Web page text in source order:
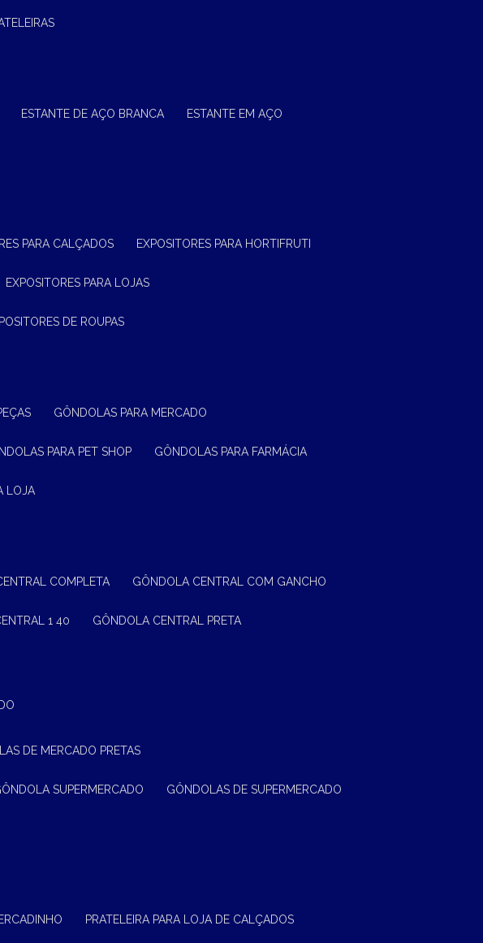
ESTANTE DE AÇO BRANCA ESTANTE EM AÇO
PARA CALÇADOS EXPOSITORES PARA HORTIFRUTI
EXPOSITORES PARA LOJAS
DE ROUPAS
GÔNDOLAS PARA MERCADO
PARA PET SHOP GÔNDOLAS PARA FARMÁCIA
LOJA
COMPLETA GÔNDOLA CENTRAL COM GANCHO
1 40 GÔNDOLA CENTRAL PRETA
DE MERCADO PRETAS
GÔNDOLA SUPERMERCADO GÔNDOLAS DE SUPERMERCADO
PRATELEIRA PARA LOJA DE CALÇADOS